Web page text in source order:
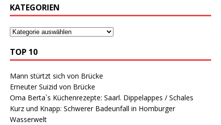
KATEGORIEN
TOP 10
Mann stürtzt sich von Brücke
Erneuter Suizid von Brücke
Oma Berta`s Küchenrezepte: Saarl. Dippelappes / Schales
Kurz und Knapp: Schwerer Badeunfall in Homburger
Wasserwelt